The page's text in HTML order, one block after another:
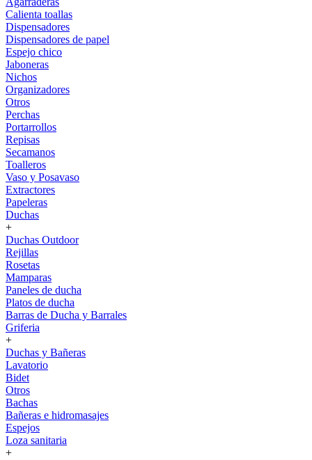
Calienta toallas
Dispensadores
Dispensadores de papel
Espejo chico
Jaboneras
Nichos
Organizadores
Otros
Perchas
Portarrollos
Repisas
Secamanos
Toalleros
Vaso y Posavaso
Extractores
Papeleras
Duchas
+
Duchas Outdoor
Rejillas
Rosetas
Mamparas
Paneles de ducha
Platos de ducha
Barras de Ducha y Barrales
Griferia
+
Duchas y Bañeras
Lavatorio
Bidet
Otros
Bachas
Bañeras e hidromasajes
Espejos
Loza sanitaria
+